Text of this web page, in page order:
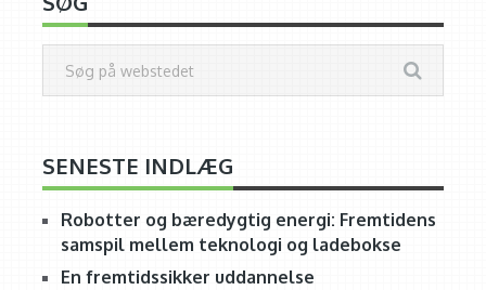
SENESTE INDLÆG
Robotter og bæredygtig energi: Fremtidens
samspil mellem teknologi og ladebokse
En fremtidssikker uddannelse